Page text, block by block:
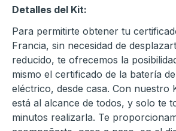
Detalles del Kit:
Para permitirte obtener tu
Francia, sin necesidad de
reducido, te ofrecemos la
mismo el certificado de la batería
eléctrico, desde casa. Con nuestro
está al alcance de todos, y solo te
minutos realizarla. Te